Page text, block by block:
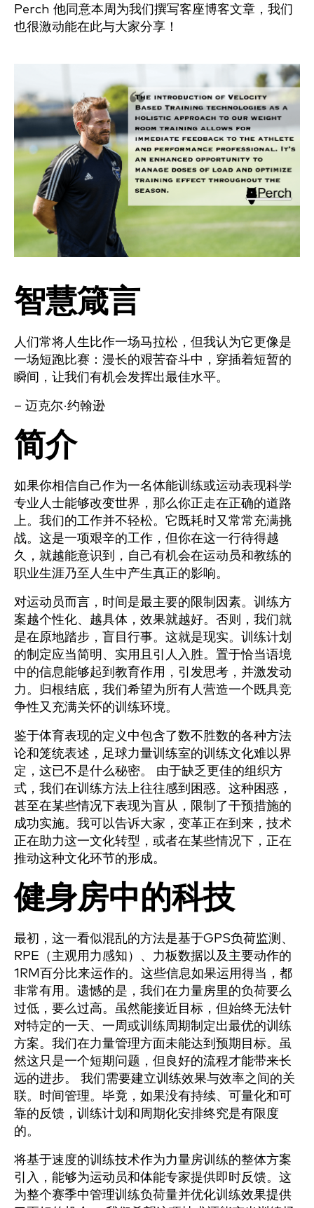
Perch 他同意本周为我们撰写客座博客文章，我们
也很激动能在此与大家分享！
智慧箴言
人们常将人生比作一场马拉松，但我认为它更像是
一场短跑比赛：漫长的艰苦奋斗中，穿插着短暂的
瞬间，让我们有机会发挥出最佳水平。
– 迈克尔·约翰逊
简介
如果你相信自己作为一名体能训练或运动表现科学
专业人士能够改变世界，那么你正走在正确的道路
上。我们的工作并不轻松。它既耗时又常常充满挑
战。这是一项艰辛的工作，但你在这一行待得越
久，就越能意识到，自己有机会在运动员和教练的
职业生涯乃至人生中产生真正的影响。
对运动员而言，时间是最主要的限制因素。训练方
案越个性化、越具体，效果就越好。否则，我们就
是在原地踏步，盲目行事。这就是现实。训练计划
的制定应当简明、实用且引人入胜。置于恰当语境
中的信息能够起到教育作用，引发思考，并激发动
力。归根结底，我们希望为所有人营造一个既具竞
争性又充满关怀的训练环境。
鉴于体育表现的定义中包含了数不胜数的各种方法
论和笼统表述，足球力量训练室的训练文化难以界
定，这已不是什么秘密。 由于缺乏更佳的组织方
式，我们在训练方法上往往感到困惑。这种困惑，
甚至在某些情况下表现为盲从，限制了干预措施的
成功实施。我可以告诉大家，变革正在到来，技术
正在助力这一文化转型，或者在某些情况下，正在
推动这种文化环节的形成。
健身房中的科技
最初，这一看似混乱的方法是基于GPS负荷监测、
RPE（主观用力感知）、力板数据以及主要动作的
1RM百分比来运作的。这些信息如果运用得当，都
非常有用。遗憾的是，我们在力量房里的负荷要么
过低，要么过高。虽然能接近目标，但始终无法针
对特定的一天、一周或训练周期制定出最优的训练
方案。我们在力量管理方面未能达到预期目标。虽
然这只是一个短期问题，但良好的流程才能带来长
远的进步。 我们需要建立训练效果与效率之间的关
联。时间管理。毕竟，如果没有持续、可量化和可
靠的反馈，训练计划和周期化安排终究是有限度
的。
将基于速度的训练技术作为力量房训练的整体方案
引入，能够为运动员和体能专家提供即时反馈。这
为整个赛季中管理训练负荷量并优化训练效果提供